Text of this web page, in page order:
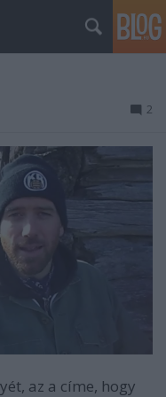
2
az a címe, hogy